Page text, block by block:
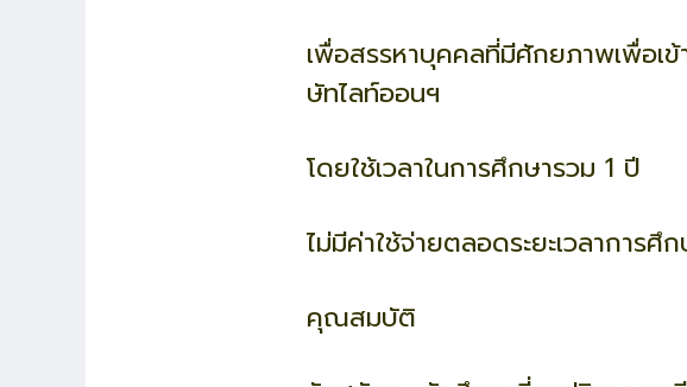
เพื่อสรรหาบุคคลที่มีศักยภาพเพื่อเ
ษัทไลท์ออนฯ
โดยใช้เวลาในการศึกษารวม 1 ปี
ไม่มีค่าใช้จ่ายตลอดระยะเวลาการศึ
คุณสมบัติ